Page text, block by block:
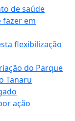
de saúde
fazer em
flexibilização
do Parque
Tanaru
ação